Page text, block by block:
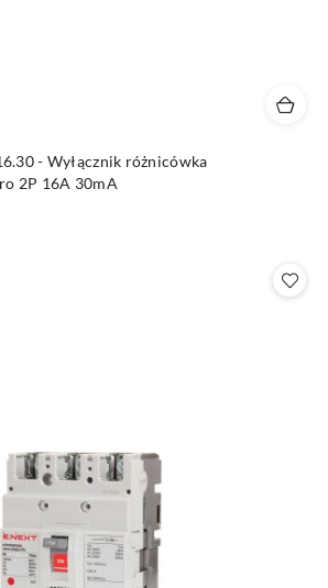
- Wyłącznik różnicówka
2P 16A 30mA